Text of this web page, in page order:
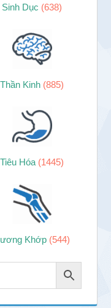
Sinh Dục (638)
Thần Kinh (885)
Tiêu Hóa (1445)
Khớp (544)